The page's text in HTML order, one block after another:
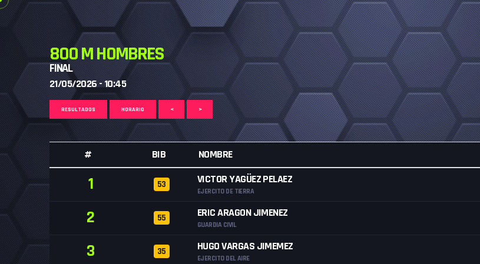
800 M HOMBRES
FINAL
21/05/2026 - 10:45
RESULTADOS HORARIO < >
# BIB NOMBRE
1 53 VICTOR YAGÜEZ PELAEZ
EJERCITO DE TIERRA
2 55 ERIC ARAGON JIMENEZ
GUARDIA CIVIL
3 35 HUGO VARGAS JIMEMEZ
EJERCITO DEL AIRE